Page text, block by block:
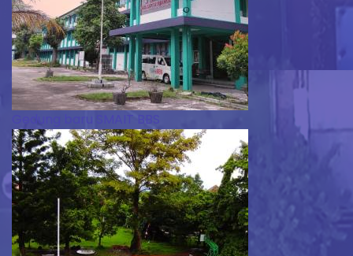
Gedung baru SMAIT BBS